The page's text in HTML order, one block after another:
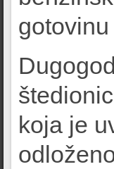
koja je